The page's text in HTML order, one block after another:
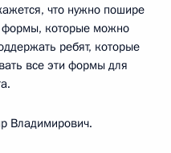
что нужно пошире
формы, которые можно
ребят, которые
все эти формы для
Владимирович.